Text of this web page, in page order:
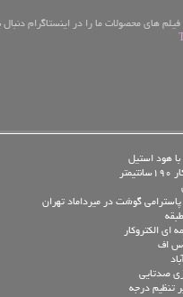
های محصولات ما را در اینستاگرام دنبال
با هود استیل
گوشت در میرداماد تهران
اف
صدتایی
تنظیم درجه